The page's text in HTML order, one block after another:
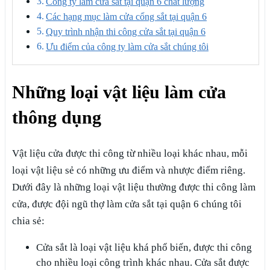
Các hạng mục làm cửa cổng sắt tại quận 6
Quy trình nhận thi công cửa sắt tại quận 6
Ưu điểm của công ty làm cửa sắt chúng tôi
Những loại vật liệu làm cửa
thông dụng
Vật liệu cửa được thi công từ nhiều loại khác nhau, mỗi
loại vật liệu sẻ có những ưu điểm và nhược điểm riêng.
Dưới đây là những loại vật liệu thường được thi công làm
cửa, được đội ngũ thợ làm cửa sắt tại quận 6 chúng tôi
chia sẻ:
Cửa sắt là loại vật liệu khá phổ biến, được thi công
cho nhiều loại công trình khác nhau. Cửa sắt được